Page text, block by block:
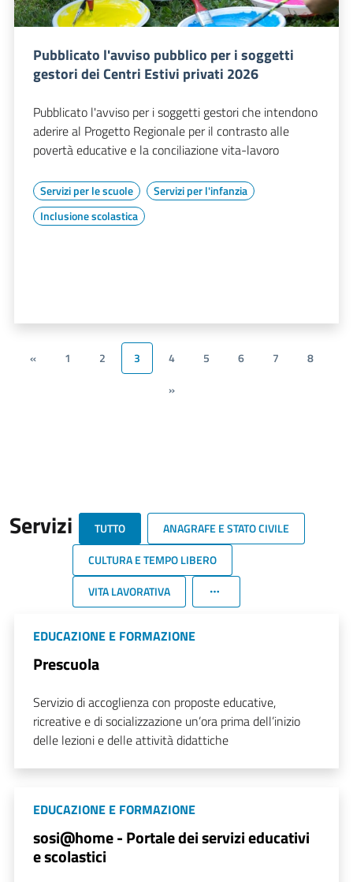
Pubblicato l'avviso pubblico per i soggetti
gestori dei Centri Estivi privati 2026
Pubblicato l'avviso per i soggetti gestori che intendono
aderire al Progetto Regionale per il contrasto alle
povertà educative e la conciliazione vita-lavoro
Servizi per le scuole
Servizi per l'infanzia
Inclusione scolastica
« 1 2 3 4 5 6 7
8
»
Servizi TUTTO
ANAGRAFE E STATO CIVILE
CULTURA E TEMPO LIBERO
VITA LAVORATIVA
EDUCAZIONE E FORMAZIONE
Prescuola
Servizio di accoglienza con proposte educative,
ricreative e di socializzazione un’ora prima dell’inizio
delle lezioni e delle attività didattiche
EDUCAZIONE E FORMAZIONE
sosi@home - Portale dei servizi educativi
e scolastici